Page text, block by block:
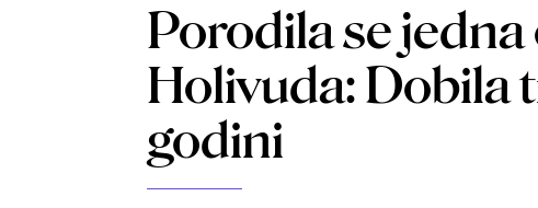
Porodila se
Holivuda: Dobila
godini